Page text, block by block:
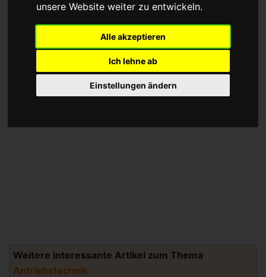
unsere Website weiter zu entwickeln.
Alle akzeptieren
Ich lehne ab
Einstellungen ändern
Weitere interessante Artikel zum Thema
Antriebstechnik